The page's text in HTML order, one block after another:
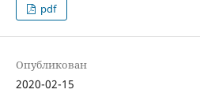
pdf
Опубликован
2020-02-15